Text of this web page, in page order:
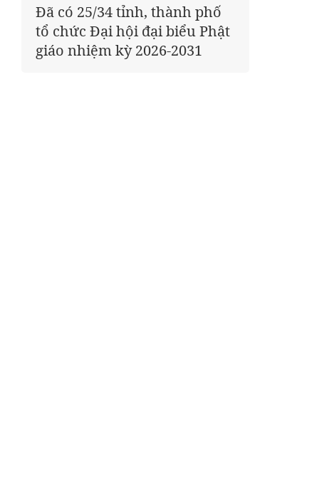
Đã có 25/34 tỉnh, thành phố
tổ chức Đại hội đại biểu Phật
giáo nhiệm kỳ 2026-2031